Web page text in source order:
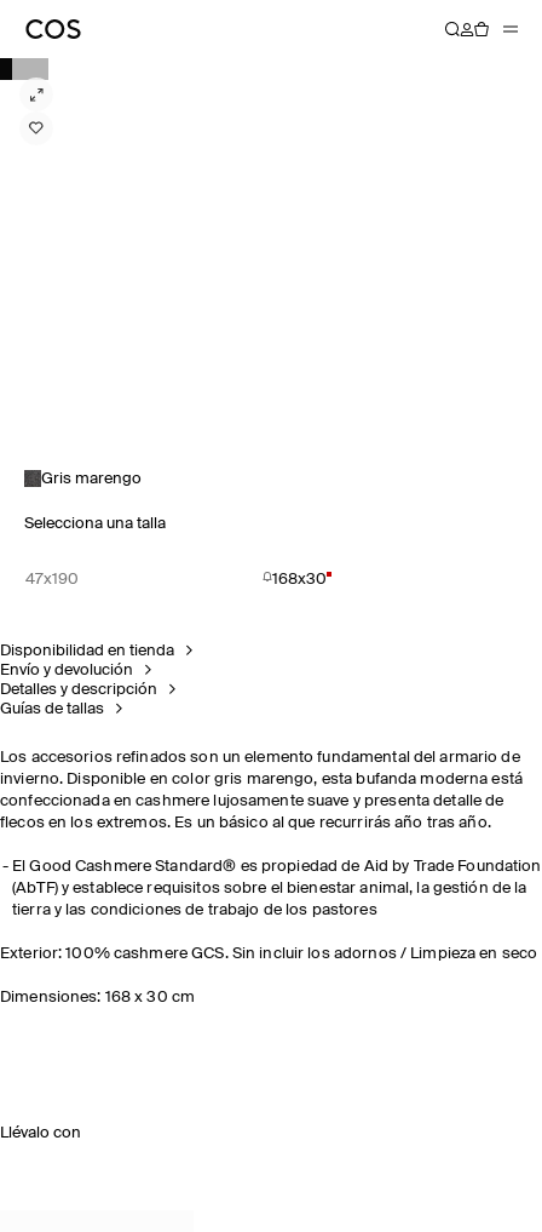
Gris marengo
Selecciona una talla
47x190 168x30
Disponibilidad en tienda
Envío y devolución
Detalles y descripción
Guías de tallas
Los accesorios refinados son un elemento fundamental del armario de
invierno. Disponible en color gris marengo, esta bufanda moderna está
confeccionada en cashmere lujosamente suave y presenta detalle de
flecos en los extremos. Es un básico al que recurrirás año tras año.
El Good Cashmere Standard® es propiedad de Aid by Trade Foundation
(AbTF) y establece requisitos sobre el bienestar animal, la gestión de la
tierra y las condiciones de trabajo de los pastores
Exterior: 100% cashmere GCS. Sin incluir los adornos / Limpieza en seco
Dimensiones: 168 x 30 cm
Llévalo con